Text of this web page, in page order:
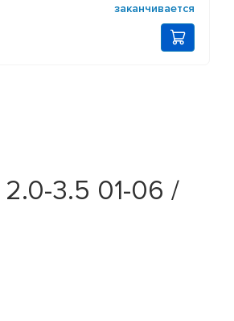
заканчивается
3.5 01-06 /